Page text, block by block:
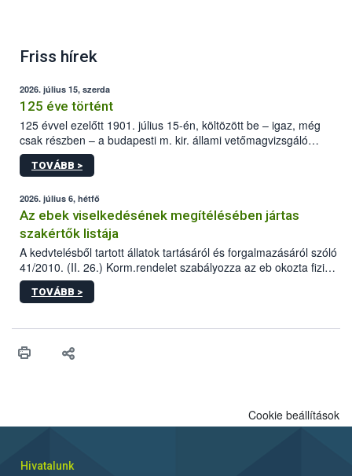
Friss hírek
2026. július 15, szerda
125 éve történt
125 évvel ezelőtt 1901. július 15-én, költözött be – igaz, még
csak részben – a budapesti m. kir. állami vetőmagvizsgáló
állomás a Kis Rókus utca 15. szám alatti, Czigler Győző által
tervezett új épületébe.
TOVÁBB >
2026. július 6, hétfő
Az ebek viselkedésének megítélésében jártas
szakértők listája
A kedvtelésből tartott állatok tartásáról és forgalmazásáról szóló
41/2010. (II. 26.) Korm.rendelet szabályozza az eb okozta fizikai
sérülés, illetve ennek veszélye keletkezésekor felmerülő
hatósági feladatokat, valamint a veszélyes eb tartását és annak
vonni az ebek viselkedésének megítélésében jártas szakértőt.
TOVÁBB >
Cookie beállítások
Hivatalunk